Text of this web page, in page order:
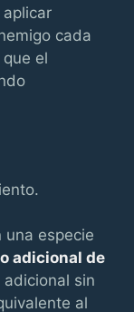
cada
el
especie
adicional de
adicional sin
al